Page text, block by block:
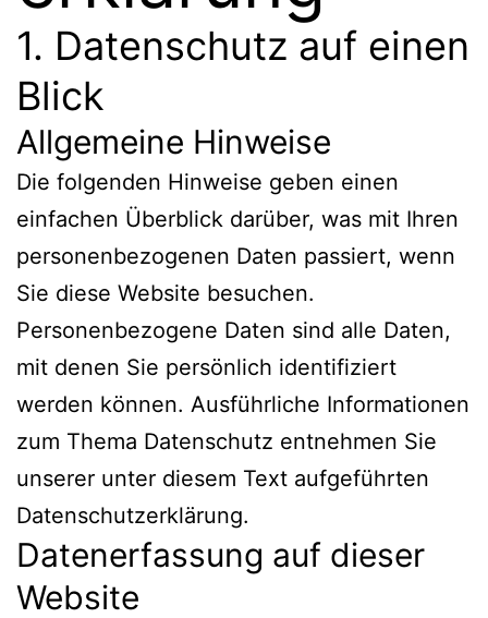
1769885
1. Datenschutz auf einen
Blick
Allgemeine Hinweise
Die folgenden Hinweise geben einen
einfachen Überblick darüber, was mit Ihren
personenbezogenen Daten passiert, wenn
Sie diese Website besuchen.
Personenbezogene Daten sind alle Daten,
mit denen Sie persönlich identifiziert
werden können. Ausführliche Informationen
zum Thema Datenschutz entnehmen Sie
unserer unter diesem Text aufgeführten
Datenschutzerklärung.
Datenerfassung auf dieser
Website